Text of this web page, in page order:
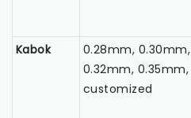
Kabok
0.28mm, 0.30mm,
0.32mm, 0.35mm,
customized